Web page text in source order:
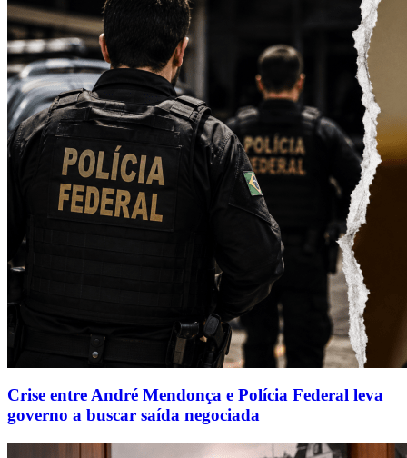
Crise entre André Mendonça e Polícia Federal leva
governo a buscar saída negociada